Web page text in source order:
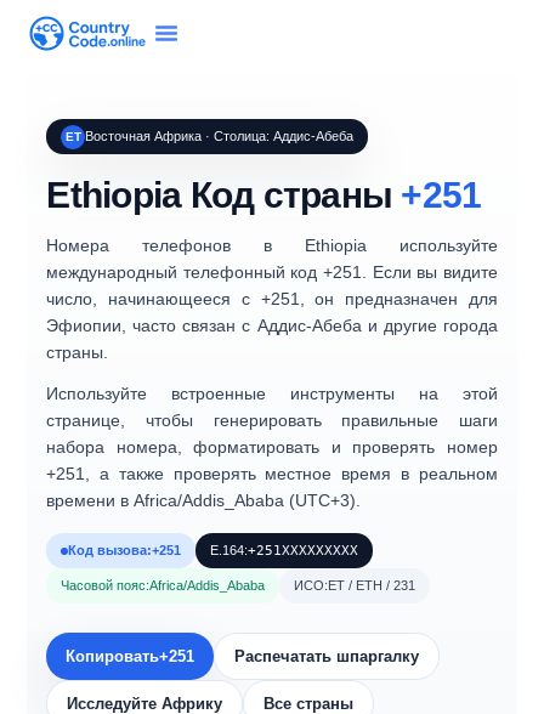
ET Восточная Африка · Столица: Аддис-Абеба
EthiopiaКод страны +251
Номера телефонов в Ethiopia используйте
международный телефонный код +251
. Если вы видите
число, начинающееся с +251
, он предназначен для
Эфиопии, часто связан с Аддис-Абеба и другие города
страны.
Используйте встроенные инструменты на этой
странице, чтобы генерировать правильные шаги
набора номера, форматировать и проверять номер
+251, а также проверять местное время в реальном
времени вAfrica/Addis_Ababa (UTC+3).
Код вызова:+251 Е.164:+251XXXXXXXXX
Часовой пояс:Africa/Addis_Ababa ИСО:ET / ETH / 231
Копировать+251 Распечатать шпаргалку
Исследуйте Африку Все страны